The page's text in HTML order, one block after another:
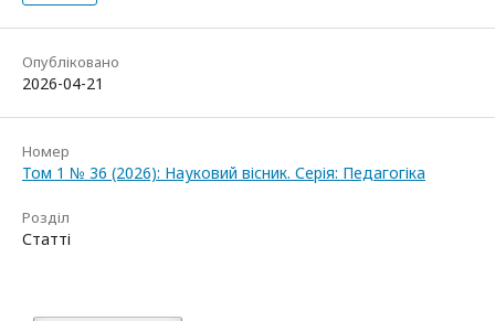
Опубліковано
2026-04-21
Номер
Том 1 № 36 (2026): Науковий вісник. Серія: Педагогіка
Розділ
Статті